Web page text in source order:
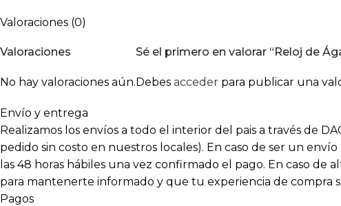
Valoraciones (0)
Valoraciones
No hay valoraciones aún.
Sé el primero en valorar “Reloj de
Debes acceder para publicar una
Envío y entrega
Realizamos los envíos a todo el interior del pais a través de
pedido sin costo en nuestros locales). En caso de ser un
las 48 horas hábiles una vez confirmado el pago. En caso
para mantenerte informado y que tu experiencia de compra
Pagos